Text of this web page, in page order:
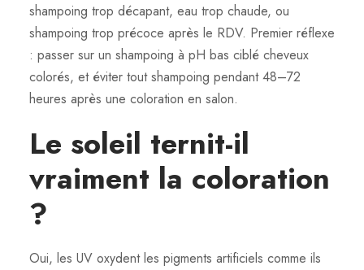
shampoing trop décapant, eau trop chaude, ou
shampoing trop précoce après le RDV. Premier réflexe
: passer sur un shampoing à pH bas ciblé cheveux
colorés, et éviter tout shampoing pendant 48–72
heures après une coloration en salon.
Le soleil ternit-il
vraiment la coloration
?
Oui, les UV oxydent les pigments artificiels comme ils